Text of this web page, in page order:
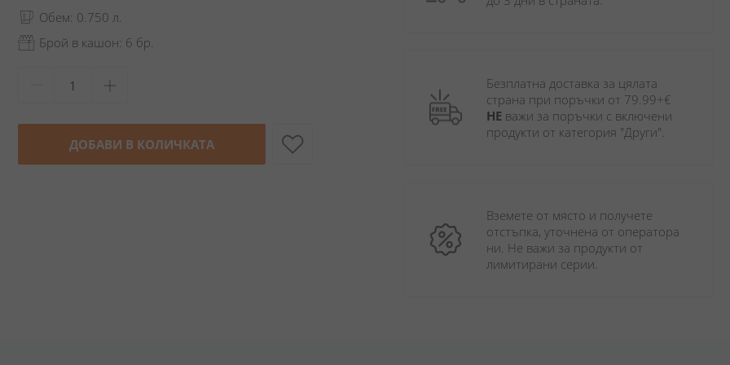
Обем: 0.750 л.
Брой в кашон: 6 бр.
ДОБАВИ В КОЛИЧКАТА
Безплатна доставка за цялата
НЕ важи за поръчки с включени
продукти от категория "Други".
Вземете от място и получете
отстъпка, уточнена от оператора
ни. Не важи за продукти от
лимитирани серии.